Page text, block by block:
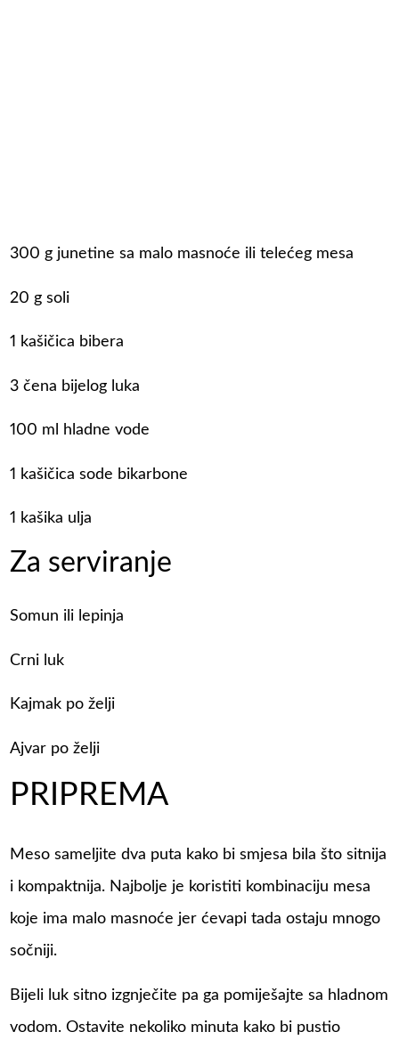
300 g junetine sa malo masnoće ili telećeg mesa
20 g soli
1 kašičica bibera
3 čena bijelog luka
100 ml hladne vode
1 kašičica sode bikarbone
1 kašika ulja
Za serviranje
Somun ili lepinja
Crni luk
Kajmak po želji
Ajvar po želji
PRIPREMA
Meso sameljite dva puta kako bi smjesa bila što sitnija
i kompaktnija. Najbolje je koristiti kombinaciju mesa
koje ima malo masnoće jer ćevapi tada ostaju mnogo
sočniji.
Bijeli luk sitno izgnječite pa ga pomiješajte sa hladnom
vodom. Ostavite nekoliko minuta kako bi pustio